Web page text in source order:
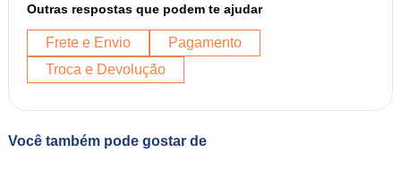
Outras respostas que podem te ajudar
Frete e Envio
Pagamento
Troca e Devolução
Você também pode gostar de